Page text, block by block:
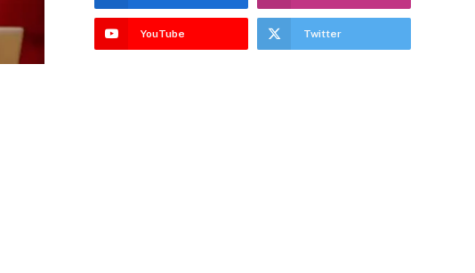
YouTube Twitter